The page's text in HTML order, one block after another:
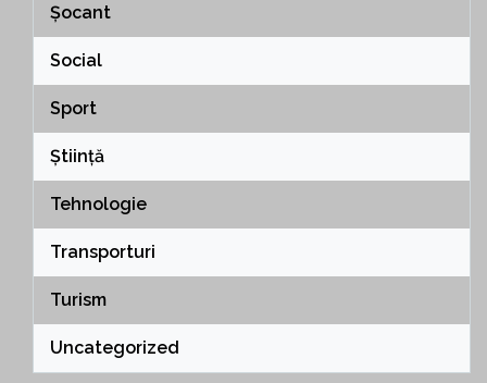
Șocant
Social
Sport
Știință
Tehnologie
Transporturi
Turism
Uncategorized